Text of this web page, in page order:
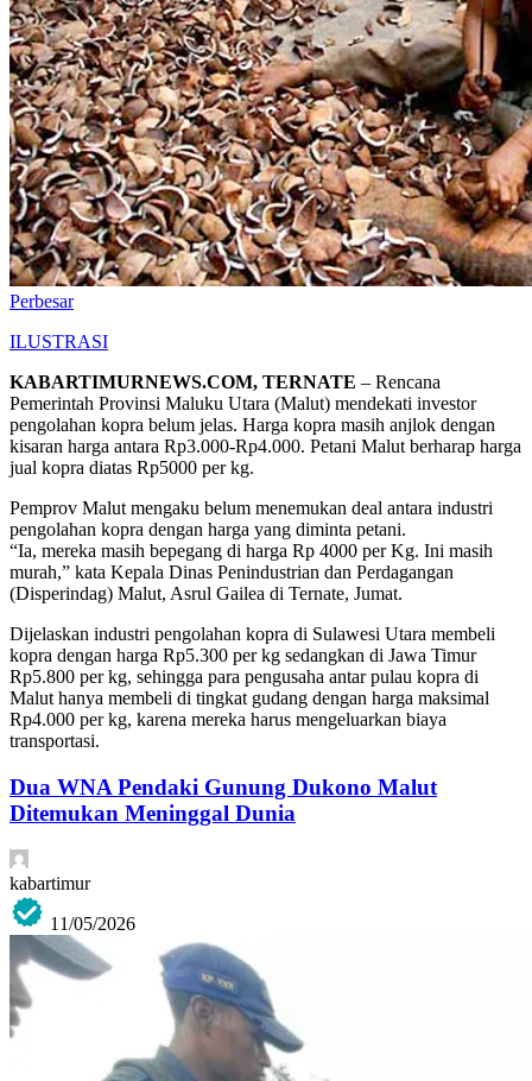
Perbesar
ILUSTRASI
KABARTIMURNEWS.COM, TERNATE – Rencana
Pemerintah Provinsi Maluku Utara (Malut) mendekati investor
pengolahan kopra belum jelas. Harga kopra masih anjlok dengan
kisaran harga antara Rp3.000-Rp4.000. Petani Malut berharap harga
jual kopra diatas Rp5000 per kg.
Pemprov Malut mengaku belum menemukan deal antara industri
pengolahan kopra dengan harga yang diminta petani.
“Ia, mereka masih bepegang di harga Rp 4000 per Kg. Ini masih
murah,” kata Kepala Dinas Penindustrian dan Perdagangan
(Disperindag) Malut, Asrul Gailea di Ternate, Jumat.
Dijelaskan industri pengolahan kopra di Sulawesi Utara membeli
kopra dengan harga Rp5.300 per kg sedangkan di Jawa Timur
Rp5.800 per kg, sehingga para pengusaha antar pulau kopra di
Malut hanya membeli di tingkat gudang dengan harga maksimal
Rp4.000 per kg, karena mereka harus mengeluarkan biaya
transportasi.
Dua WNA Pendaki Gunung Dukono Malut
Ditemukan Meninggal Dunia
kabartimur
11/05/2026